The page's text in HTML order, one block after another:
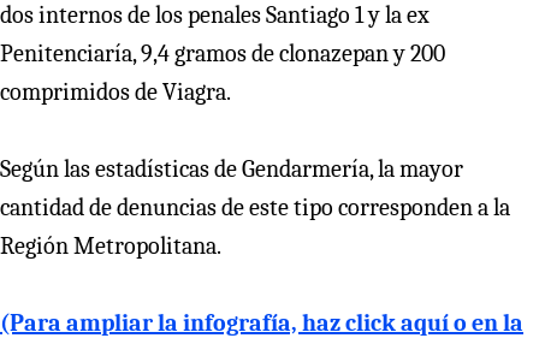
dos internos de los penales Santiago 1 y la ex
Penitenciaría, 9,4 gramos de clonazepan y 200
comprimidos de Viagra.
Según las estadísticas de Gendarmería, la mayor
cantidad de denuncias de este tipo corresponden a la
Región Metropolitana.
(Para ampliar la infografía, haz click aquí o en la